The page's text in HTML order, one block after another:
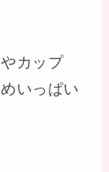
カップ
いっぱい